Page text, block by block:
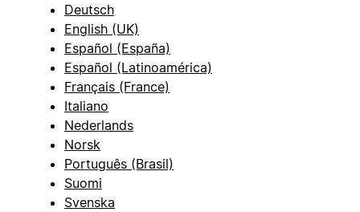
Deutsch
English (UK)
Español (España)
Español (Latinoamérica)
Français (France)
Italiano
Nederlands
Norsk
Português (Brasil)
Suomi
Svenska